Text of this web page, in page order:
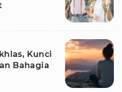
Kunci
Bahagia